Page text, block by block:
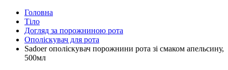
Головна
Тіло
Догляд за порожниною рота
Ополіскувач для рота
Sadoer ополіскувач порожнини рота зі смаком апельсину,
500мл